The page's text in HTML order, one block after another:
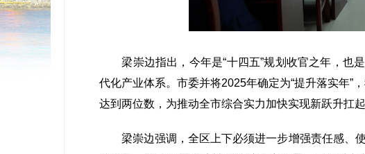
梁崇边指出，今年是“十四五”规划收官之年，也是
代化产业体系。市委并将2025年确定为“提升落实年”
达到两位数，为推动全市综合实力加快实现新跃升扛
梁崇边强调，全区上下必须进一步增强责任感、使